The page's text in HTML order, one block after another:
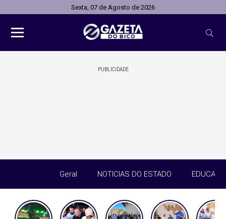
Sexta, 07 de Agosto de 2026
PUBLICIDADE
Geral NOTICIAS DO ESTADO